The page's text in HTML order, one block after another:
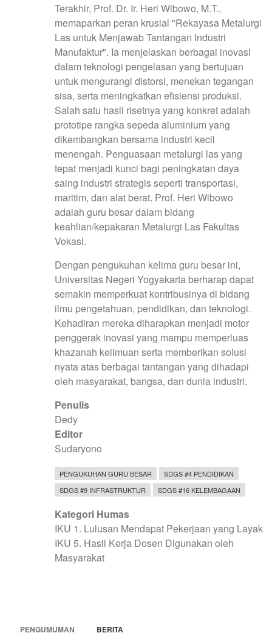
Terakhir, Prof. Dr. Ir. Heri Wibowo, M.T.,
memaparkan peran krusial "Rekayasa Metalurgi
Las untuk Menjawab Tantangan Industri
Manufaktur". Ia menjelaskan berbagai inovasi
dalam teknologi pengelasan yang bertujuan
untuk mengurangi distorsi, menekan tegangan
sisa, serta meningkatkan efisiensi produksi.
Salah satu hasil risetnya yang konkret adalah
prototipe rangka sepeda aluminium yang
dikembangkan bersama industri kecil
menengah. Penguasaan metalurgi las yang
tepat menjadi kunci bagi peningkatan daya
saing industri strategis seperti transportasi,
maritim, dan alat berat. Prof. Heri Wibowo
adalah guru besar dalam bidang
keahlian/kepakaran Metalurgi Las Fakultas
Vokasi.
Dengan pengukuhan kelima guru besar ini,
Universitas Negeri Yogyakarta berharap dapat
semakin memperkuat kontribusinya di bidang
ilmu pengetahuan, pendidikan, dan teknologi.
Kehadiran mereka diharapkan menjadi motor
penggerak inovasi yang mampu memperluas
khazanah keilmuan serta memberikan solusi
nyata atas berbagai tantangan yang dihadapi
oleh masyarakat, bangsa, dan dunia industri.
Penulis
Dedy
Editor
Sudaryono
PENGUKUHAN GURU BESAR
SDGS #4 PENDIDIKAN
SDGS #9 INFRASTRUKTUR
SDGS #16 KELEMBAGAAN
Kategori Humas
IKU 1. Lulusan Mendapat Pekerjaan yang Layak
IKU 5. Hasil Kerja Dosen Digunakan oleh
Masyarakat
PENGUMUMAN BERITA